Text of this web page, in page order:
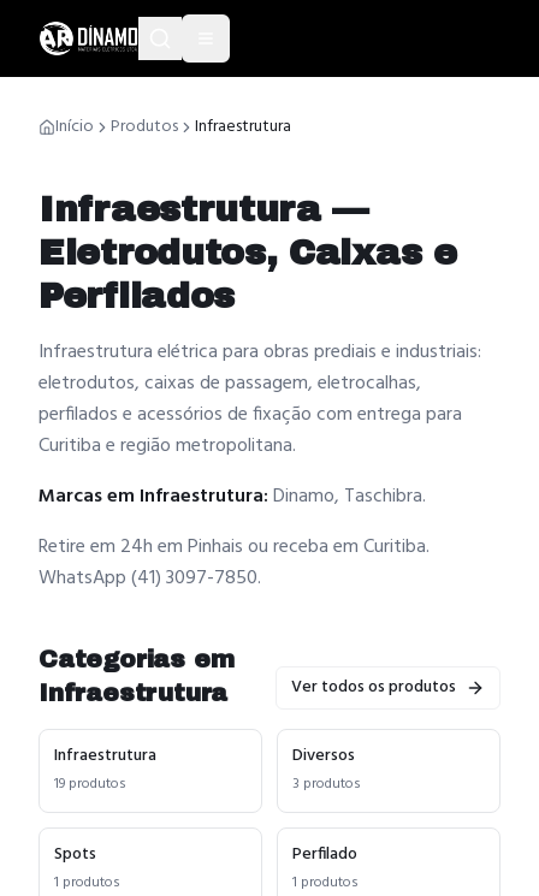
Início Produtos Infraestrutura
Infraestrutura —
Eletrodutos, Caixas e
Perfilados
Infraestrutura elétrica para obras prediais e industriais:
eletrodutos, caixas de passagem, eletrocalhas,
perfilados e acessórios de fixação com entrega para
Curitiba e região metropolitana.
Marcas em Infraestrutura:Dinamo, Taschibra.
Retire em 24h em Pinhais ou receba em Curitiba.
WhatsApp (41) 3097-7850.
Categorias em
Infraestrutura
Ver todos os produtos
Infraestrutura
19 produtos
Diversos
3 produtos
Spots
1 produtos
Perfilado
1 produtos